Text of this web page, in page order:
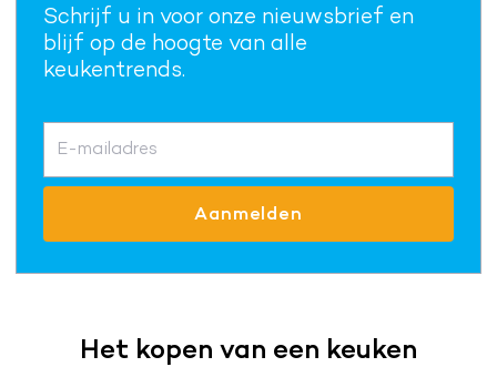
Schrijf u in voor onze nieuwsbrief en
blijf op de hoogte van alle
keukentrends.
E-mailadres
Aanmelden
Het kopen van een keuken